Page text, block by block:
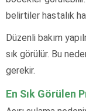
belirtiler hastalık
Düzenli bakım
sık görülür. Bu
gerekir.
En Sık Görülen